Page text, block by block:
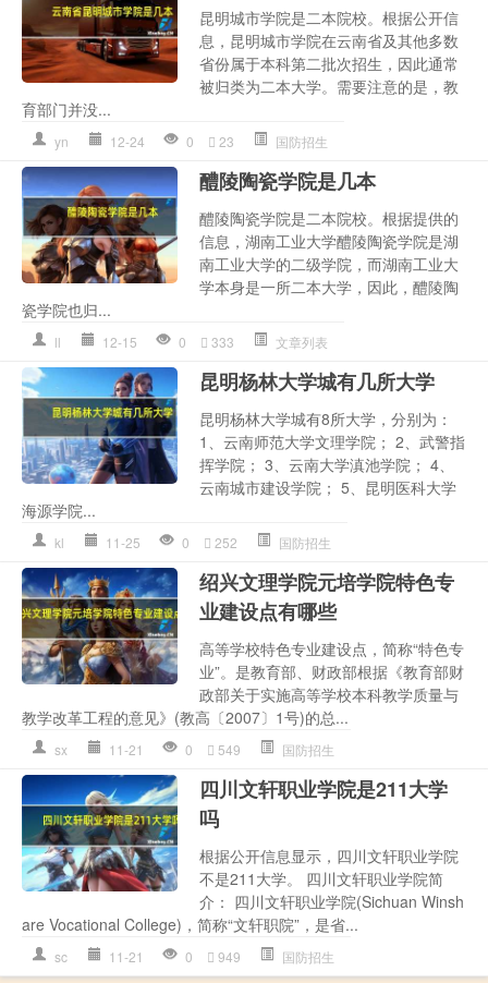
昆明城市学院是二本院校。根据公开信
息，昆明城市学院在云南省及其他多数
省份属于本科第二批次招生，因此通常
被归类为二本大学。需要注意的是，教
育部门并没...
yn 12-24 0 23 国防招生
醴陵陶瓷学院是几本
醴陵陶瓷学院是二本院校。根据提供的
信息，湖南工业大学醴陵陶瓷学院是湖
南工业大学的二级学院，而湖南工业大
学本身是一所二本大学，因此，醴陵陶
瓷学院也归...
ll 12-15 0 333 文章列表
昆明杨林大学城有几所大学
昆明杨林大学城有8所大学，分别为：
1、云南师范大学文理学院； 2、武警指
挥学院； 3、云南大学滇池学院； 4、
云南城市建设学院； 5、昆明医科大学
海源学院...
kl 11-25 0 252 国防招生
绍兴文理学院元培学院特色专
业建设点有哪些
高等学校特色专业建设点，简称“特色专
业”。是教育部、财政部根据《教育部财
政部关于实施高等学校本科教学质量与
教学改革工程的意见》(教高〔2007〕1号)的总...
sx 11-21 0 549 国防招生
四川文轩职业学院是211大学
吗
根据公开信息显示，四川文轩职业学院
不是211大学。 四川文轩职业学院简
介： 四川文轩职业学院(Sichuan Winsh
are Vocational College)，简称“文轩职院”，是省...
sc 11-21 0 949 国防招生